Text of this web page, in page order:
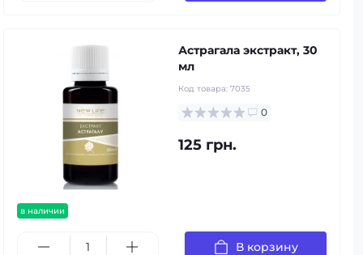
в наличии
Астрагала экстракт, 30
мл
Код товара: 7035
0
125 грн.
В корзину